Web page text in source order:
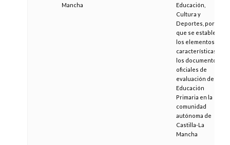
Mancha
Educación,
Cultura y
Deportes, por la
que se establecen
los elementos y
características de
los documentos
oficiales de
evaluación de
Educación
Primaria en la
comunidad
autónoma de
Castilla-La
Mancha